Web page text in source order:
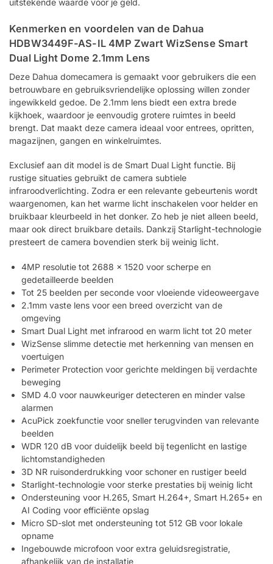
Kenmerken en voordelen van de Dahua
HDBW3449F-AS-IL 4MP Zwart WizSense Smart
Dual Light Dome 2.1mm Lens
Deze Dahua domecamera is gemaakt voor gebruikers die een
betrouwbare en gebruiksvriendelijke oplossing willen zonder
ingewikkeld gedoe. De 2.1mm lens biedt een extra brede
kijkhoek, waardoor je eenvoudig grotere ruimtes in beeld
brengt. Dat maakt deze camera ideaal voor entrees, opritten,
magazijnen, gangen en winkelruimtes.
Exclusief aan dit model is de Smart Dual Light functie. Bij
rustige situaties gebruikt de camera subtiele
infraroodverlichting. Zodra er een relevante gebeurtenis wordt
waargenomen, kan het warme licht inschakelen voor helder en
bruikbaar kleurbeeld in het donker. Zo heb je niet alleen beeld,
maar ook direct bruikbare details. Dankzij Starlight-technologie
presteert de camera bovendien sterk bij weinig licht.
4MP resolutie tot 2688 x 1520 voor scherpe en
gedetailleerde beelden
Tot 25 beelden per seconde voor vloeiende videoweergave
2.1mm vaste lens voor een breed overzicht van de
omgeving
Smart Dual Light met infrarood en warm licht tot 20 meter
WizSense slimme detectie met herkenning van mensen en
voertuigen
Perimeter Protection voor gerichte meldingen bij verdachte
beweging
SMD 4.0 voor nauwkeuriger detecteren en minder valse
alarmen
AcuPick zoekfunctie voor sneller terugvinden van relevante
beelden
WDR 120 dB voor duidelijk beeld bij tegenlicht en lastige
lichtomstandigheden
3D NR ruisonderdrukking voor schoner en rustiger beeld
Starlight-technologie voor sterke prestaties bij weinig licht
Ondersteuning voor H.265, Smart H.264+, Smart H.265+ en
AI Coding voor efficiënte opslag
Micro SD-slot met ondersteuning tot 512 GB voor lokale
opname
Ingebouwde microfoon voor extra geluidsregistratie,
afhankelijk van de installatie